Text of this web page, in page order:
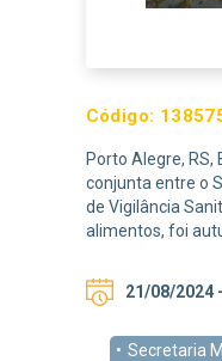
Código:
Porto Alegre,
conjunta entre o
de Vigilância
alimentos, foi
21/08/2024
Secretaria